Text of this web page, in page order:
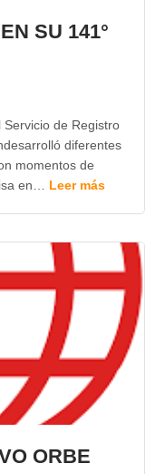
SU 141°
de Registro
diferentes
momentos de
en… Leer más
ORBE